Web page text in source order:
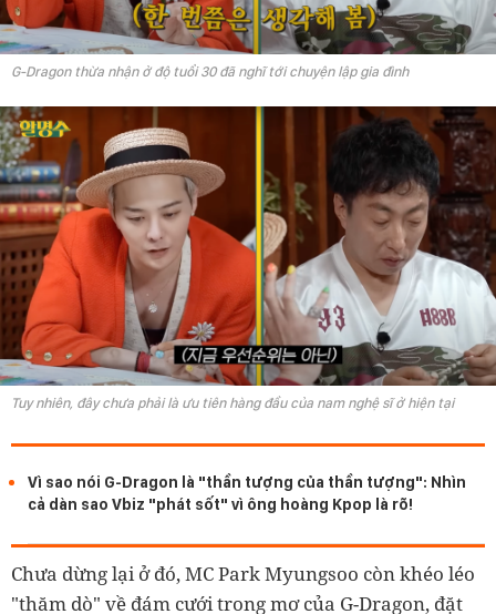
G-Dragon thừa nhận ở độ tuổi 30 đã nghĩ tới chuyện lập gia đình
Tuy nhiên, đây chưa phải là ưu tiên hàng đầu của nam nghệ sĩ ở hiện tại
Vì sao nói G-Dragon là "thần tượng của thần tượng": Nhìn
cả dàn sao Vbiz "phát sốt" vì ông hoàng Kpop là rõ!
Chưa dừng lại ở đó, MC Park Myungsoo còn khéo léo
"thăm dò" về đám cưới trong mơ của G-Dragon, đặt